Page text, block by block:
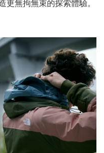
更無拘無束的探索體驗。